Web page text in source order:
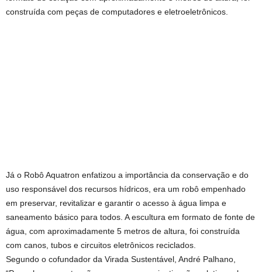
construída com peças de computadores e eletroeletrônicos.
Já o Robô Aquatron enfatizou a importância da conservação e do
uso responsável dos recursos hídricos, era um robô empenhado
em preservar, revitalizar e garantir o acesso à água limpa e
saneamento básico para todos. A escultura em formato de fonte de
água, com aproximadamente 5 metros de altura, foi construída
com canos, tubos e circuitos eletrônicos reciclados.
Segundo o cofundador da Virada Sustentável, André Palhano,